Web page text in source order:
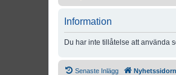
Information
Du har inte tillåtelse att använda
Senaste Inlägg